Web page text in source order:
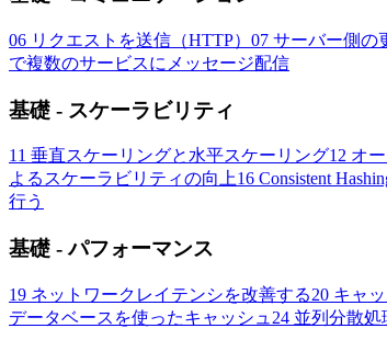
06 リクエストを送信（HTTP） 07 サーバー側の
で複数のサービスにメッセージ配信
基礎 - スケーラビリティ
11 垂直スケーリングと水平スケーリング12 オ
よるスケーラビリティの向上16 Consistent
行う
基礎 - パフォーマンス
19 ネットワークレイテンシを改善する20 キャ
データベースを使ったキャッシュ 24 並列分散処